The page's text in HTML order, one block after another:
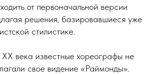
от первоначальной версии
решения, базировавшиеся уже
стилистике.
века известные хореографы не
свое видение «Раймонды».